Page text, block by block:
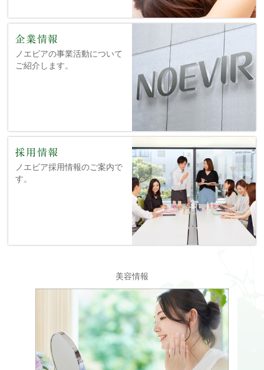
ノエビアの事業活動について
ご紹介します。
ノエビア採用情報のご案内で
す。
美容情報